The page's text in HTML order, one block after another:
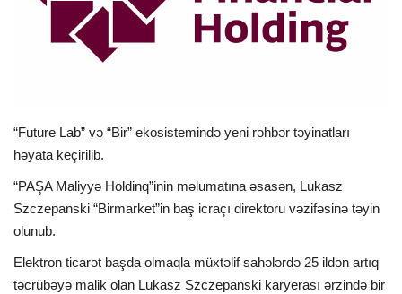
İDMAN
FORMULA 1
ANALİTİKA
Multimedia
“Future Lab” və “Bir” ekosistemində yeni rəhbər təyinatları
həyata keçirilib.
“PAŞA Maliyyə Holdinq”inin məlumatına əsasən, Lukasz
Szczepanski “Birmarket”in baş icraçı direktoru vəzifəsinə təyin
olunub.
Elektron ticarət başda olmaqla müxtəlif sahələrdə 25 ildən artıq
təcrübəyə malik olan Lukasz Szczepanski karyerası ərzində bir